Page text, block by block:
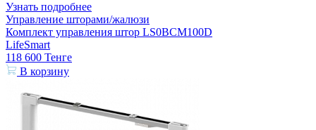
Узнать подробнее
Управление шторами/жалюзи
Комплект управления штор LS0BCM100D
LifeSmart
118 600 Тенге
В корзину